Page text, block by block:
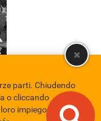
Privacy policy
parti. Chiudendo
o cliccando
impiego in